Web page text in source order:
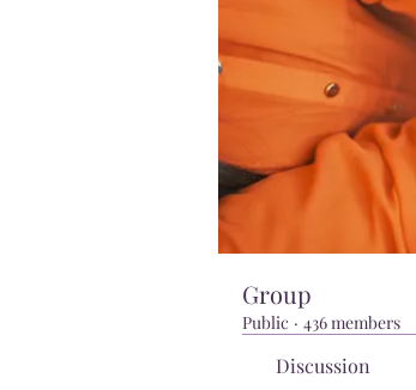
Group
Public · 436 members
Discussion